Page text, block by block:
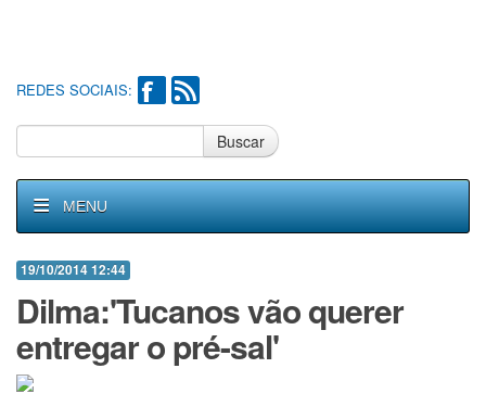
REDES SOCIAIS:
Buscar
MENU
19/10/2014 12:44
Dilma:'Tucanos vão querer
entregar o pré-sal'